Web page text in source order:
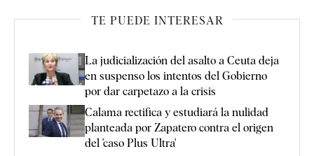
TE PUEDE INTERESAR
La judicialización del asalto a Ceuta deja
en suspenso los intentos del Gobierno
por dar carpetazo a la crisis
Calama rectifica y estudiará la nulidad
planteada por Zapatero contra el origen
del 'caso Plus Ultra'